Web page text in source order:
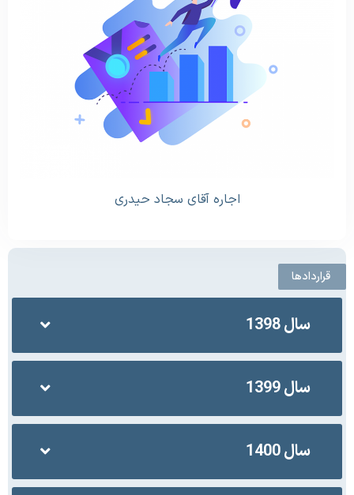
قراردادها
سال 1398
سال 1399
سال 1400
اجاره آقای سجاد حیدری